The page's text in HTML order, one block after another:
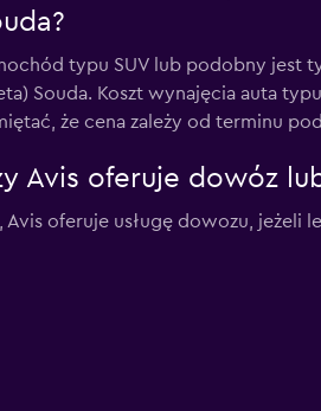
typu SUV lub podobny jest
Souda. Koszt wynajęcia auta
że cena zależy od terminu
Avis oferuje dowóz
Avis oferuje usługę dowozu, jeżeli